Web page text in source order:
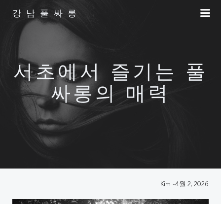
강남풀싸롱
서초에서 즐기는 풀
싸롱의 매력
Kim -4월 2, 2026